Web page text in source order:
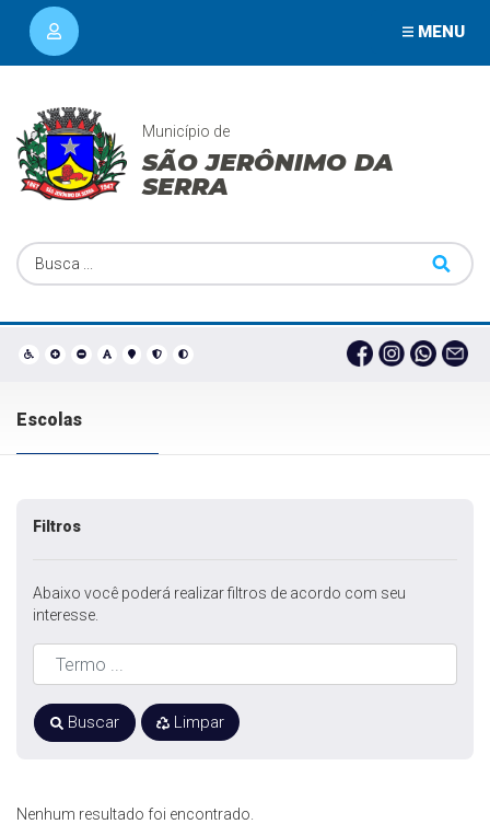
MENU
Município de
SÃO JERÔNIMO DA
SERRA
Escolas
Nenhum resultado foi encontrado.
Filtros
Abaixo você poderá realizar filtros de acordo com seu
interesse.
Buscar Limpar